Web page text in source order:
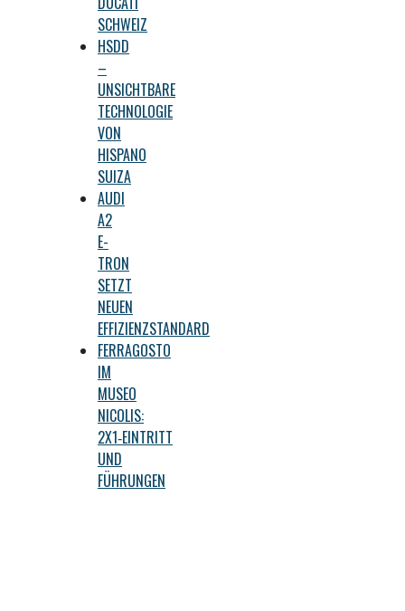
SCHWEIZ
HSDD
–
UNSICHTBARE
TECHNOLOGIE
VON
HISPANO
SUIZA
AUDI
A2
E-
TRON
SETZT
NEUEN
EFFIZIENZSTANDARD
FERRAGOSTO
IM
MUSEO
NICOLIS:
2X1‑EINTRITT
UND
FÜHRUNGEN